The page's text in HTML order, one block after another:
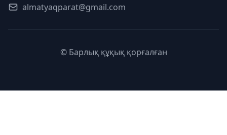
almatyaqparat@gmail.com
© Барлық құқық қорғалған